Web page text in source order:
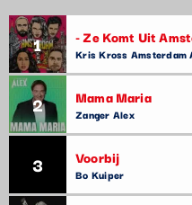
1 - Ze Komt Uit
Kris Kross Amsterdam
2 Mama Maria
Zanger Alex
3 Voorbij
Bo Kuiper